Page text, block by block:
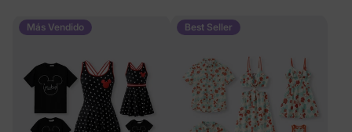
Más Vendido Best Seller